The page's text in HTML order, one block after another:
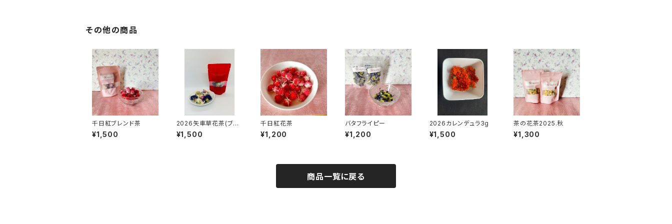
その他の商品
千日紅ブレンド茶
¥1,500
2026矢車草花茶(ブレ
ンド)
¥1,500
千日紅花茶
¥1,200
バタフライピー
¥1,200
2026カレンデュラ3g
¥1,500
茶の花茶2025.秋
¥1,300
商品一覧に戻る